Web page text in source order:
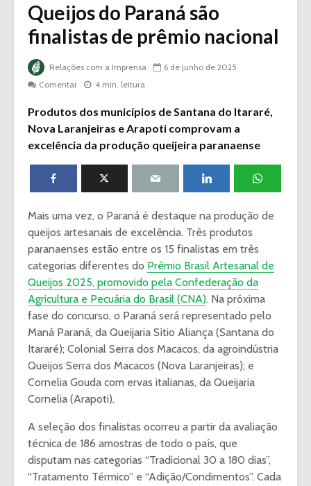
Queijos do Paraná são
finalistas de prêmio nacional
Relações com a Imprensa
6 de junho de 2025
Comentar
4 min. leitura
Produtos dos municípios de Santana do Itararé,
Nova Laranjeiras e Arapoti comprovam a
excelência da produção queijeira paranaense
Mais uma vez, o Paraná é destaque na produção de
queijos artesanais de excelência. Três produtos
paranaenses estão entre os 15 finalistas em três
categorias diferentes do Prêmio Brasil Artesanal de
Queijos 2025, promovido pela Confederação da
Agricultura e Pecuária do Brasil (CNA). Na próxima
fase do concurso, o Paraná será representado pelo
Maná Paraná, da Queijaria Sítio Aliança (Santana do
Itararé); Colonial Serra dos Macacos, da agroindústria
Queijos Serra dos Macacos (Nova Laranjeiras); e
Cornelia Gouda com ervas italianas, da Queijaria
Cornelia (Arapoti).
A seleção dos finalistas ocorreu a partir da avaliação
técnica de 186 amostras de todo o país, que
disputam nas categorias “Tradicional 30 a 180 dias”,
“Tratamento Térmico” e “Adição/Condimentos”. Cada